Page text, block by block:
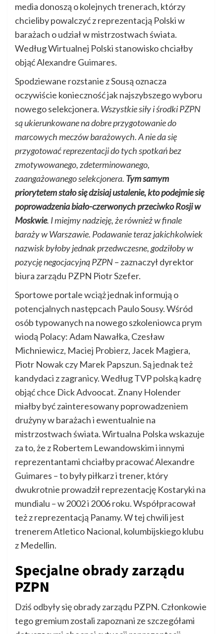
media donoszą o kolejnych trenerach, którzy
chcieliby powalczyć z reprezentacją Polski w
barażach o udział w mistrzostwach świata.
Według Wirtualnej Polski stanowisko chciałby
objąć Alexandre Guimares.
Spodziewane rozstanie z Sousą oznacza
oczywiście konieczność jak najszybszego wyboru
nowego selekcjonera. Wszystkie siły i środki PZPN
są ukierunkowane na dobre przygotowanie do
marcowych meczów barażowych. A nie da się
przygotować reprezentacji do tych spotkań bez
zmotywowanego, zdeterminowanego,
zaangażowanego selekcjonera. Tym samym
priorytetem stało się dzisiaj ustalenie, kto podejmie się
poprowadzenia biało-czerwonych przeciwko Rosji w
Moskwie. I miejmy nadzieję, że również w finale
baraży w Warszawie. Podawanie teraz jakichkolwiek
nazwisk byłoby jednak przedwczesne, godziłoby w
pozycję negocjacyjną PZPN – zaznaczył dyrektor
biura zarządu PZPN Piotr Szefer.
Sportowe portale wciąż jednak informują o
potencjalnych następcach Paulo Sousy. Wśród
osób typowanych na nowego szkoleniowca prym
wiodą Polacy: Adam Nawałka, Czesław
Michniewicz, Maciej Probierz, Jacek Magiera,
Piotr Nowak czy Marek Papszun. Są jednak też
kandydaci z zagranicy. Według TVP polską kadrę
objąć chce Dick Advoocat. Znany Holender
miałby być zainteresowany poprowadzeniem
drużyny w barażach i ewentualnie na
mistrzostwach świata. Wirtualna Polska wskazuje
za to, że z Robertem Lewandowskim i innymi
reprezentantami chciałby pracować Alexandre
Guimares – to były piłkarz i trener, który
dwukrotnie prowadził reprezentację Kostaryki na
mundialu – w 2002 i 2006 roku. Współpracował
też z reprezentacją Panamy. W tej chwili jest
trenerem Atletico Nacional, kolumbijskiego klubu
z Medellin.
Specjalne obrady zarządu
PZPN
Dziś odbyły się obrady zarządu PZPN. Członkowie
tego gremium zostali zapoznani ze szczegółami